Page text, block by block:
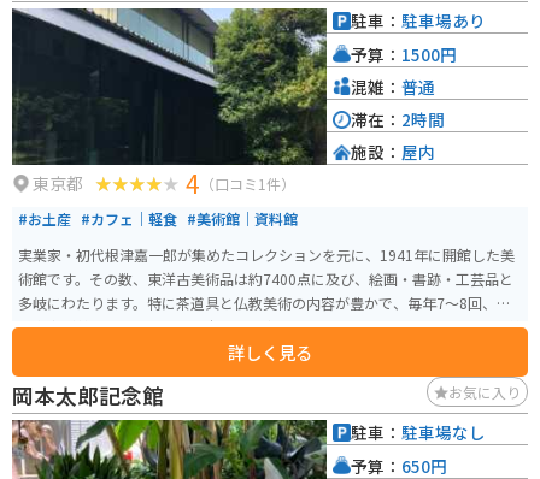
す。さらに、ミュージアムでは紅の試し塗り体験も可能で、訪問者は日本の
伝統的な化粧品を実際に試すことができます。
東京都 4 （口コミ1件）
#お土産 #カフェ｜軽食 #美術館｜資料館
実業家・初代根津嘉一郎が集めたコレクションを元に、1941年に開館した美
術館です。その数、東洋古美術品は約7400点に及び、絵画・書跡・工芸品と
多岐にわたります。特に茶道具と仏教美術の内容が豊かで、毎年7～8回、展
示内容が替わります。また日本庭園の中にあるカフェ「NEZUCAFE」では、美
しい庭園を見ながら、ドリンクやスイーツなどを楽しむことができます。ま
た館内にはオリジナルグッズを扱うミュージアムショップもあります。
詳しく見る
駐車： 駐車場あり
予算： 1500円
混雑： 普通
滞在： 2時間
施設： 屋内
岡本太郎記念館 お気に入り
駐車： 駐車場なし
予算： 650円